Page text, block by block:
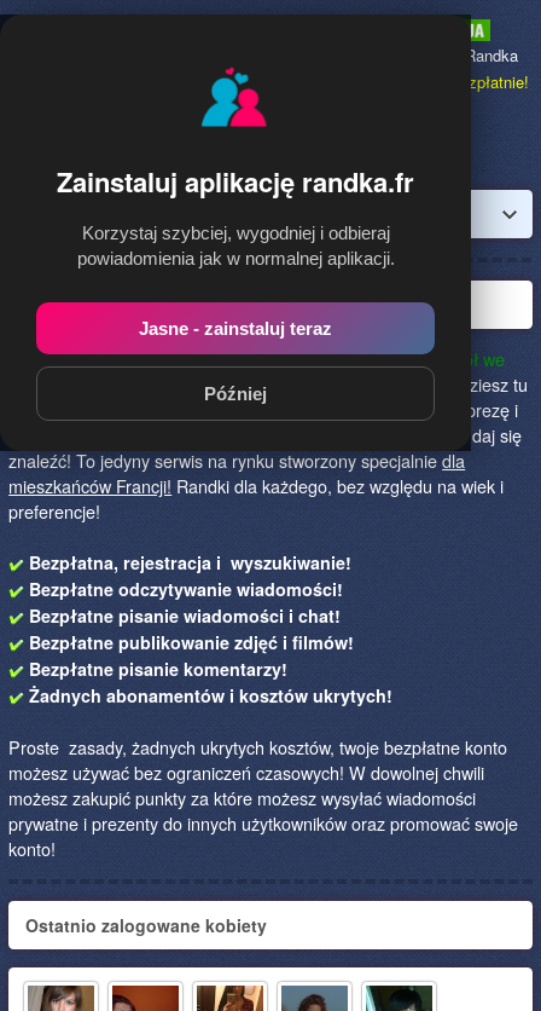
Zainstaluj aplikację randka.fr
Korzystaj szybciej, wygodniej i odbieraj
powiadomienia jak w normalnej aplikacji.
Jasne - zainstaluj teraz
Później
to najpopularniejsza Randka
dla Polaków w Francji,
dołącz bezpłatnie!
Najlepsza randka we Francji!
Randka.fr to najlepszy sposób na poznanie nowych przyjaciół we
Francji!
Określ czego szukasz i skończ z samotnością! Znajdziesz tu
osoby szukające miłości lub przygody, chętne na randkę, imprezę i
spotkanie na żywo! Dołącz do nas, powiedz czego szukasz i daj się
znaleźć! To jedyny serwis na rynku stworzony specjalniedla
mieszkańców Francji!Randki dla każdego, bez względu na wiek i
preferencje!
Bezpłatna, rejestracja i wyszukiwanie!
Bezpłatne odczytywanie wiadomości!
Bezpłatne pisanie wiadomości i chat!
Bezpłatne publikowanie zdjęć i filmów!
Bezpłatne pisanie komentarzy!
Żadnych abonamentów i kosztów ukrytych!
Proste zasady, żadnych ukrytych kosztów, twoje bezpłatne konto
możesz używać bez ograniczeń czasowych! W dowolnej chwili
możesz zakupić punkty za które możesz wysyłać wiadomości
prywatne i prezenty do innych użytkowników oraz promować swoje
konto!
Ostatnio zalogowane kobiety